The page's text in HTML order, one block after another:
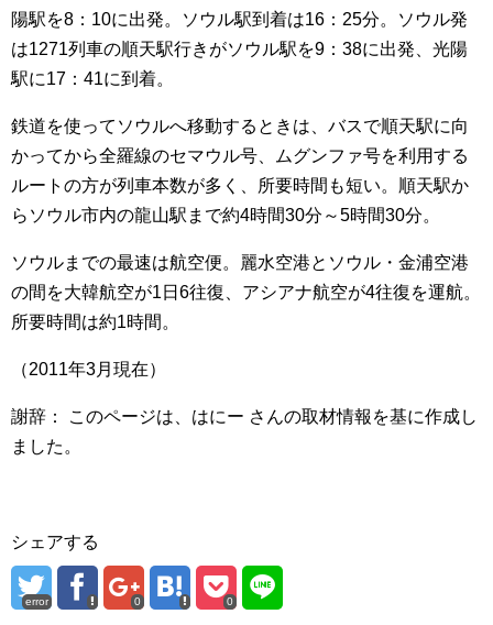
陽駅を8：10に出発。ソウル駅到着は16：25分。ソウル発
は1271列車の順天駅行きがソウル駅を9：38に出発、光陽
駅に17：41に到着。
鉄道を使ってソウルへ移動するときは、バスで順天駅に向
かってから全羅線のセマウル号、ムグンファ号を利用する
ルートの方が列車本数が多く、所要時間も短い。順天駅か
らソウル市内の龍山駅まで約4時間30分～5時間30分。
ソウルまでの最速は航空便。麗水空港とソウル・金浦空港
の間を大韓航空が1日6往復、アシアナ航空が4往復を運航。
所要時間は約1時間。
（2011年3月現在）
謝辞： このページは、はにー さんの取材情報を基に作成し
ました。
シェアする
error 0 0